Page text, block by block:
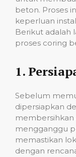
beton. Proses
keperluan
Berikut adalah
proses coring
1.
Sebelum
dipersiapkan
membersihkan
mengganggu
memastikan
dengan